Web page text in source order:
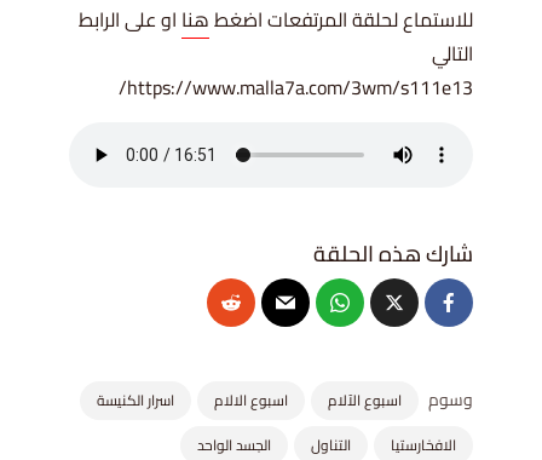
للاستماع لحلقة المرتفعات اضغط⁠⁠⁠⁠⁠⁠⁠⁠⁠⁠⁠⁠⁠⁠⁠⁠⁠⁠⁠⁠⁠⁠⁠⁠⁠⁠⁠⁠⁠⁠⁠⁠⁠⁠⁠⁠هنا⁠⁠⁠⁠⁠⁠⁠⁠⁠⁠⁠⁠⁠⁠⁠⁠⁠⁠⁠⁠⁠⁠⁠⁠⁠⁠⁠⁠⁠⁠⁠⁠⁠⁠⁠⁠ او على الرابط
التالي
https://www.malla7a.com/3wm/s111e13/
وسوم اسبوع الآلام اسبوع الالام
اسرار الكنيسة
الافخارستيا
التناول
الجسد الواحد